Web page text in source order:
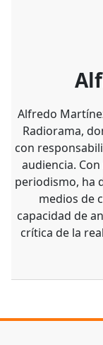
Alfredo
Radiorama,
con
audiencia.
periodismo, ha
medios de
capacidad de
crítica de la